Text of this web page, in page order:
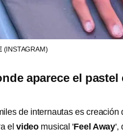
(INSTAGRAM)
aparece el
de internautas es creación
el video musical 'Feel Away',